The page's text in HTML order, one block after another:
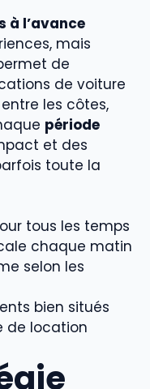
à l’avance
mais
de
de voiture
les côtes,
période
et des
toute la
tous les temps
chaque matin
selon les
bien situés
de location